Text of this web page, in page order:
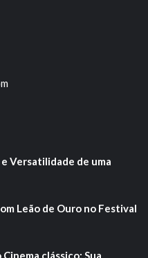
Versatilidade de uma
Leão de Ouro no Festival
clássico: Sua